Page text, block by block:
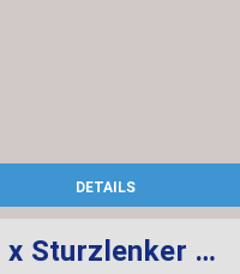
DETAILS
1 x Sturzlenker mit Gummilager, 1 x Abdeckung rechts